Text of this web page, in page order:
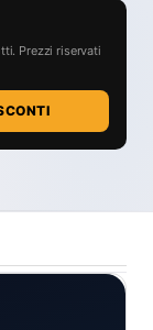
Prezzi riservati